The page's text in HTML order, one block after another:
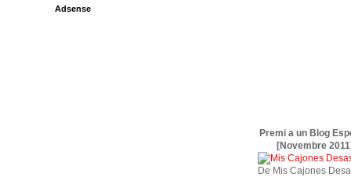
Adsense
Premi a un Blog
[Novembre
De Mis Cajones